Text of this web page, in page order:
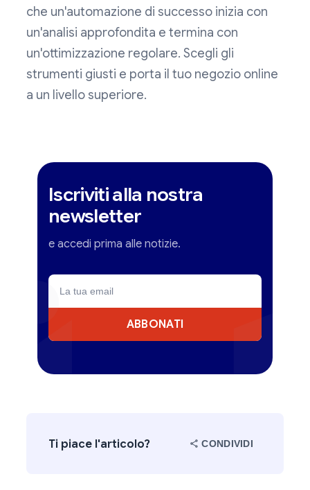
che un'automazione di successo inizia con
un'analisi approfondita e termina con
un'ottimizzazione regolare. Scegli gli
strumenti giusti e porta il tuo negozio online
a un livello superiore.
Iscriviti alla nostra
newsletter
e accedi prima alle notizie.
ABBONATI
Ti piace l'articolo? CONDIVIDI